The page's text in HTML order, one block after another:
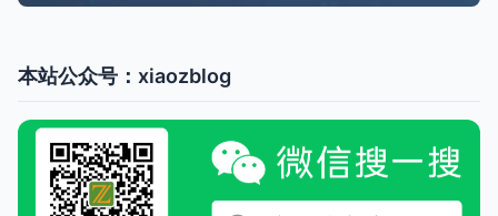
本站公众号：xiaozblog